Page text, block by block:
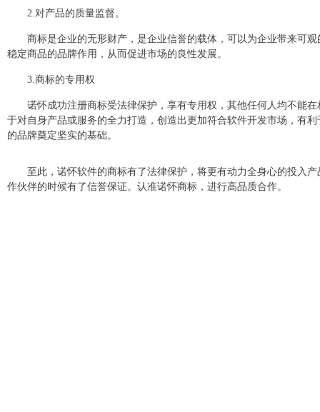
2.对产品的质量监督。
商标是企业的无形财产，是企业信誉的载体，可以为企业带来可
稳定商品的品牌作用，从而促进市场的良性发展。
3.商标的专用权
诺怀成功注册商标受法律保护，享有专用权，其他任何人均不能
于对自身产品或服务的全力打造，创造出更加符合软件开发市场，有
的品牌奠定坚实的基础。
至此，诺怀软件的商标有了法律保护，将更有动力全身心的投入
作伙伴的时候有了信誉保证。认准诺怀商标，进行高品质合作。